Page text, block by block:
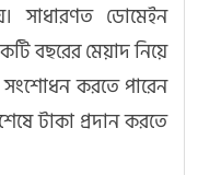
সাধারণত ডোমেইন
বছরের মেয়াদ নিয়ে
সংশোধন করতে পারেন
টাকা প্রদান করতে